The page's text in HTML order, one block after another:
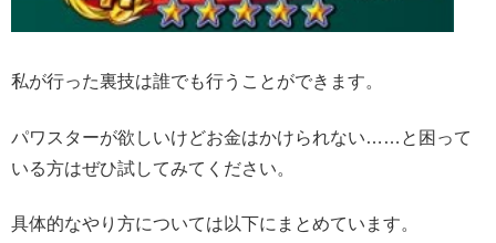
私が行った裏技は誰でも行うことができます。
パワスターが欲しいけどお金はかけられない……と困って
いる方はぜひ試してみてください。
具体的なやり方については以下にまとめています。